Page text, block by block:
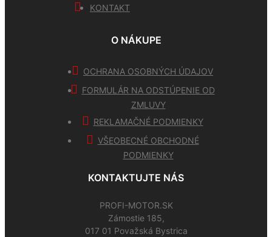
KONTAKT
O NÁKUPE
OCHRANA OSOBNÝCH ÚDAJOV
FORMULÁR NA ODSTÚPENIE OD
ZMLUVY
REKLAMAČNÉ PODMIENKY
VŠEOBECNÉ OBCHODNÉ
PODMIENKY
KONTAKTUJTE NÁS
PROFI-MOTOR.SK
Zámostie 185,
017 01 Považská Bystrica